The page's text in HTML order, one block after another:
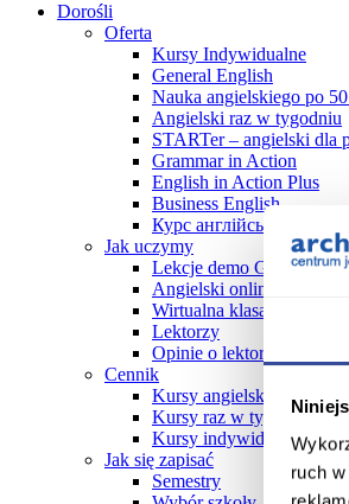
ruch
Dorośli
Oferta
Kursy Indywidualne
General English
Nauka angielskiego po
Angielski raz w tygodniu
STARTer – angielski dla
Grammar in Action
English in Action Plus
Business English
Курс англійської мови
Jak uczymy
Lekcje demo GRATIS!
Angielski online
Wirtualna klasa online
Lektorzy
Opinie o lektorach
Cennik
Kursy angielskiego dla
Kursy raz w tygodniu
Kursy indywidualne
Jak się zapisać
Semestry